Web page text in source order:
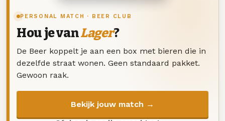
PERSONAL MATCH · BEER CLUB
Hou je vanLager?
De Beer koppelt je aan een box met bieren die in
dezelfde straat wonen. Geen standaard pakket.
Gewoon raak.
Bekijk jouw match →